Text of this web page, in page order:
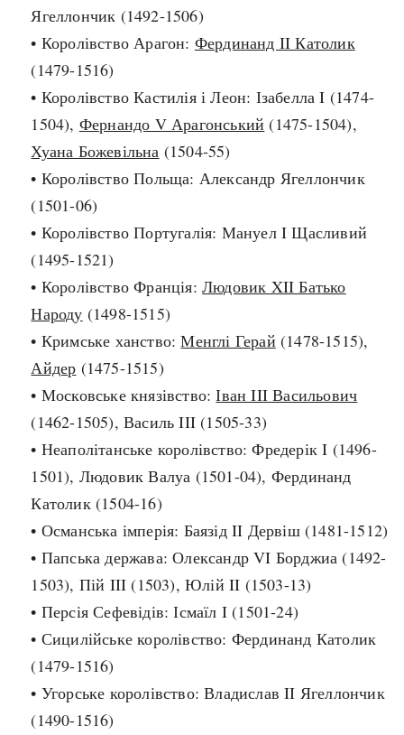
СЬОГОДНІ
ЗАГОЛОВКИ
ПРАВИЛА ЖИТТЯ
ВИ (НЕ) ЗНАЛИ
КРУГЛІ ДАТИ
КАРТИ
НОТА БЕНЕ
ІНФОГРАФІКА
ПРЯМА МОВА
МОЯ ІСТОРІЯ
Рубрики
Архітектура і будівництво
Битви і війни
Катастрофи
Кримінал
Україна радянська
Регіони
Австралія
Хронологія
Античні часи
Високе Середньовіччя
Пізнє Середньовіччя
Нова історія
Новітня історія
Наш час
Індекси
Ягеллончик (1492-1506)
• Королівство Арагон: Фердинанд II Католик
(1479-1516)
• Королівство Кастилія і Леон: Ізабелла I (1474-
1504), Фернандо V Арагонський (1475-1504),
Хуана Божевільна (1504-55)
• Королівство Польща: Александр Ягеллончик
(1501-06)
• Королівство Португалія: Мануел I Щасливий
(1495-1521)
• Королівство Франція:Людовик XII Батько
Народу (1498-1515)
• Кримське ханство:Менглі Герай (1478-1515),
Айдер (1475-1515)
• Московське князівство:Іван III Васильович
(1462-1505), Василь III (1505-33)
• Неаполітанське королівство: Фредерік I (1496-
1501), Людовик Валуа (1501-04), Фердинанд
Католик (1504-16)
• Османська імперія: Баязід II Дервіш (1481-1512)
• Папська держава: Олександр VI Борджиа (1492-
1503), Пій III (1503), Юлій II (1503-13)
• Персія Сефевідів: Ісмаїл I (1501-24)
• Сицилійське королівство: Фердинанд Католик
(1479-1516)
• Угорське королівство: Владислав II Ягеллончик
(1490-1516)